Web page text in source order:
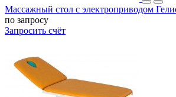
Массажный стол c электроприводом
по запросу
Запросить счёт